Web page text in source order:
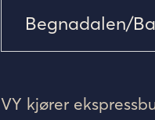
Begnadalen/
VY kjører